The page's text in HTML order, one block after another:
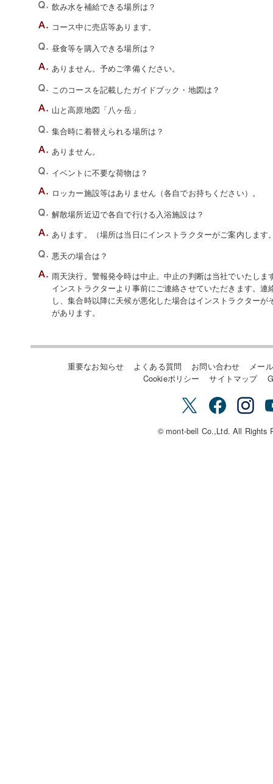
飲み水を補給できる場所は？
コース中に売店等あります。
昼食等を購入できる場所は？
ありません。予めご準備ください。
このコースを記載したガイドブック・地図は？
山と高原地図「八ヶ岳」
集合時に着替えられる場所は？
ありません。
イベントに不要な荷物は？
ロッカー施設等はありません（各自でお持ちください）。
解散場所近辺で各自で行ける入浴施設は？
あります。（場所は当日にインストラクターがご案内します
悪天の場合は？
雨天決行。警報発令時は中止。中止の判断は当社でいたし
インストラクターより事前にご連絡させていただきます。
し、集合時以降に天候が悪化した場合はインストラクター
があります。
重要なお知らせ よくある質問 お問い合わせ
メー
Cookieポリシー
サイトマップ
© mont-bell Co.,Ltd. All Rights